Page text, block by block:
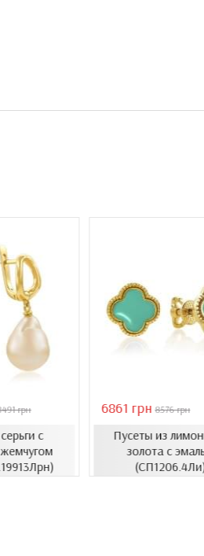
грн
с
6861 грн 8576 грн
Пусеты из
золота с